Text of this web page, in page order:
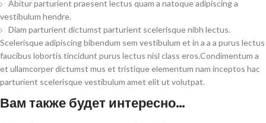
Abitur parturient praesent lectus quam a natoque adipiscing a
vestibulum hendre.
Diam parturient dictumst parturient scelerisque nibh lectus.
Scelerisque adipiscing bibendum sem vestibulum et in a a a purus lectus
faucibus lobortis tincidunt purus lectus nisl class eros.Condimentum a
et ullamcorper dictumst mus et tristique elementum nam inceptos hac
parturient scelerisque vestibulum amet elit ut volutpat.
Вам также будет интересно…